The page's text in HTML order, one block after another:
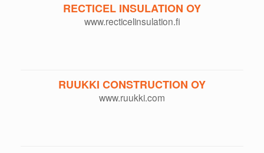
RECTICEL INSULATION OY
www.recticelinsulation.fi
RUUKKI CONSTRUCTION OY
www.ruukki.com